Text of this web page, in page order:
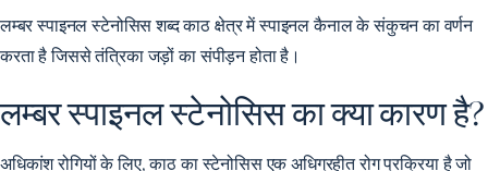
लम्बर स्पाइनल स्टेनोसिस शब्द काठ क्षेत्र में स्पाइनल कैनाल के संकुचन का वर्णन
करता है जिससे तंत्रिका जड़ों का संपीड़न होता है।
लम्बर स्पाइनल स्टेनोसिस का क्या कारण है?
अधिकांश रोगियों के लिए, काठ का स्टेनोसिस एक अधिग्रहीत रोग प्रक्रिया है जो